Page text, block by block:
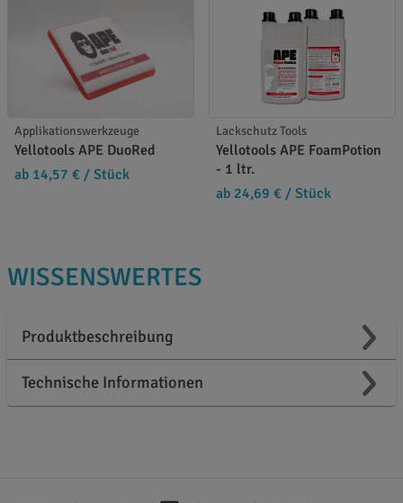
Applikationswerkzeuge
Yellotools APE DuoRed
ab 14,57 € / Stück
Lackschutz Tools
Yellotools APE FoamPotion
- 1 ltr.
ab 24,69 € / Stück
WISSENSWERTES
Produktbeschreibung
Technische Informationen